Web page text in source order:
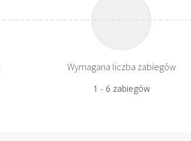
Wymagana liczba zabiegów
1 - 6 zabiegów